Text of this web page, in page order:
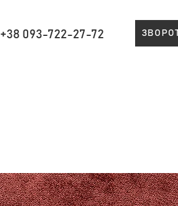
+38 093-722-27-72